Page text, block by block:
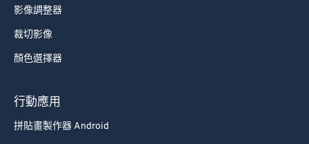
影像調整器
裁切影像
顏色選擇器
行動應用
拼貼畫製作器 Android